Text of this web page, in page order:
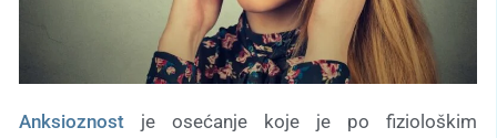
Anksioznost je osećanje koje je po fiziološkim